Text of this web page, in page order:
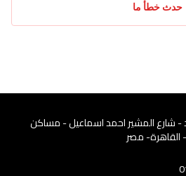
حدث خطأ ما
- شارع المشير احمد اسماعيل - مساكن
القاهرة- مصر